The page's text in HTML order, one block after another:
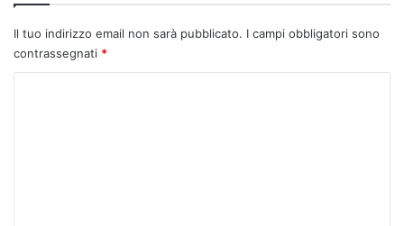
Il tuo indirizzo email non sarà pubblicato. I campi obbligatori sono
contrassegnati *